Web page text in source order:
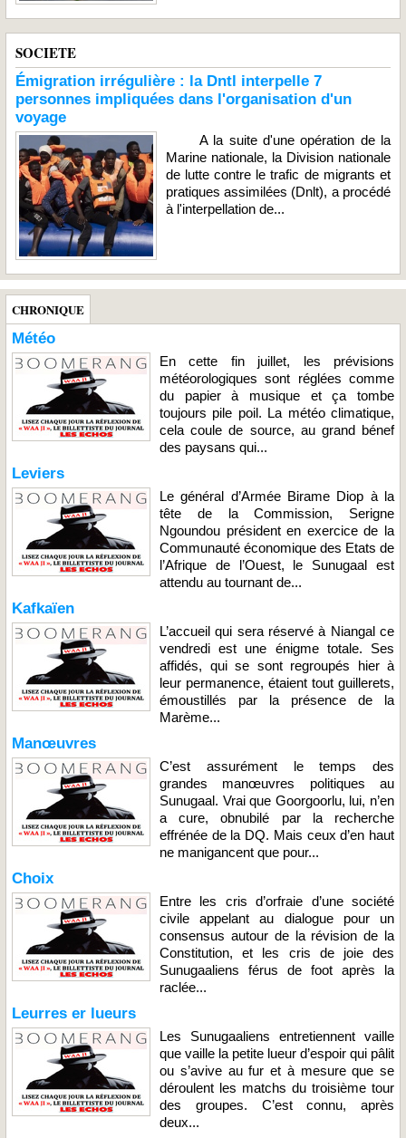
SOCIETE
Émigration irrégulière : la Dntl interpelle 7
personnes impliquées dans l'organisation d'un
voyage
A la suite d'une opération de la
Marine nationale, la Division nationale
de lutte contre le trafic de migrants et
pratiques assimilées (Dnlt), a procédé
à l'interpellation de...
CHRONIQUE
Météo
En cette fin juillet, les prévisions
météorologiques sont réglées comme
du papier à musique et ça tombe
toujours pile poil. La météo climatique,
cela coule de source, au grand bénef
des paysans qui...
Leviers
Le général d’Armée Birame Diop à la
tête de la Commission, Serigne
Ngoundou président en exercice de la
Communauté économique des Etats de
l’Afrique de l’Ouest, le Sunugaal est
attendu au tournant de...
Kafkaïen
L’accueil qui sera réservé à Niangal ce
vendredi est une énigme totale. Ses
affidés, qui se sont regroupés hier à
leur permanence, étaient tout guillerets,
émoustillés par la présence de la
Marème...
Manœuvres
C’est assurément le temps des
grandes manœuvres politiques au
Sunugaal. Vrai que Goorgoorlu, lui, n’en
a cure, obnubilé par la recherche
effrénée de la DQ. Mais ceux d’en haut
ne manigancent que pour...
Choix
Entre les cris d’orfraie d’une société
civile appelant au dialogue pour un
consensus autour de la révision de la
Constitution, et les cris de joie des
Sunugaaliens férus de foot après la
raclée...
Leurres er lueurs
Les Sunugaaliens entretiennent vaille
que vaille la petite lueur d’espoir qui pâlit
ou s’avive au fur et à mesure que se
déroulent les matchs du troisième tour
des groupes. C’est connu, après
deux...